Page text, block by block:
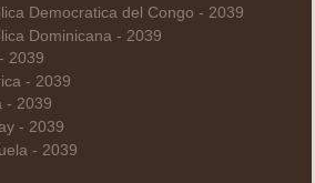
Democratica del Congo - 2039
Dominicana - 2039
2039
- 2039
- 2039
- 2039
- 2039